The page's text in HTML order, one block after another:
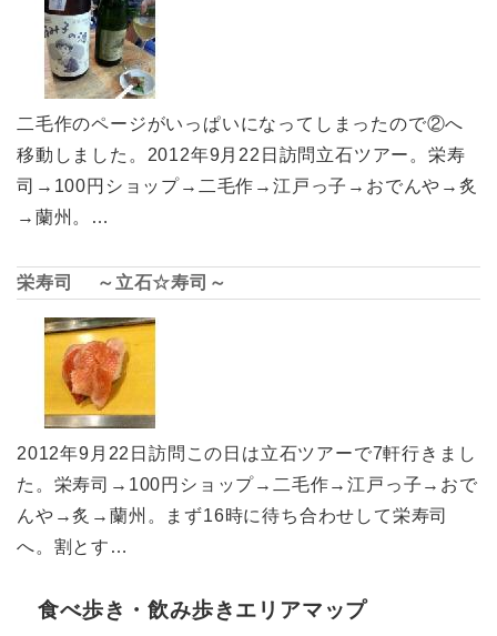
二毛作のページがいっぱいになってしまったので②へ
移動しました。2012年9月22日訪問立石ツアー。栄寿
司→100円ショップ→二毛作→江戸っ子→おでんや→炙
→蘭州。…
栄寿司 ～立石☆寿司～
2012年9月22日訪問この日は立石ツアーで7軒行きまし
た。栄寿司→100円ショップ→二毛作→江戸っ子→おで
んや→炙→蘭州。まず16時に待ち合わせして栄寿司
へ。割とす…
食べ歩き・飲み歩きエリアマップ